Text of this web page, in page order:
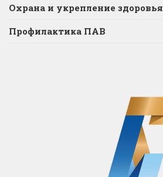
Охрана и укрепление здоровья
Профилактика ПАВ